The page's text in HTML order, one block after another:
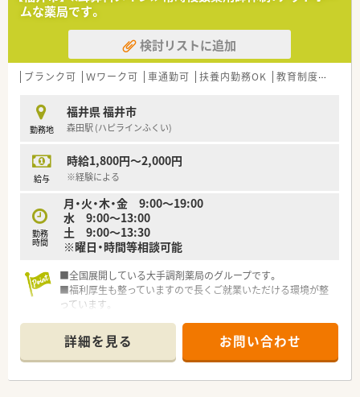
ムな薬局です。
検討リストに追加
ブランク可 Ｗワーク可 車通勤可 扶養内勤務OK 教育制度あり
勤務地
福井県 福井市
森田駅 (ハピラインふくい)
給与
時給1,800円～2,000円
※経験による
勤務
時間
月・火・木・金 9:00～19:00
水 9:00～13:00
土 9:00～13:30
※曜日・時間等相談可能
■全国展開している大手調剤薬局のグループです。
■福利厚生も整っていますので長くご就業いただける環境が整
っています。
詳細を見る お問い合わせ